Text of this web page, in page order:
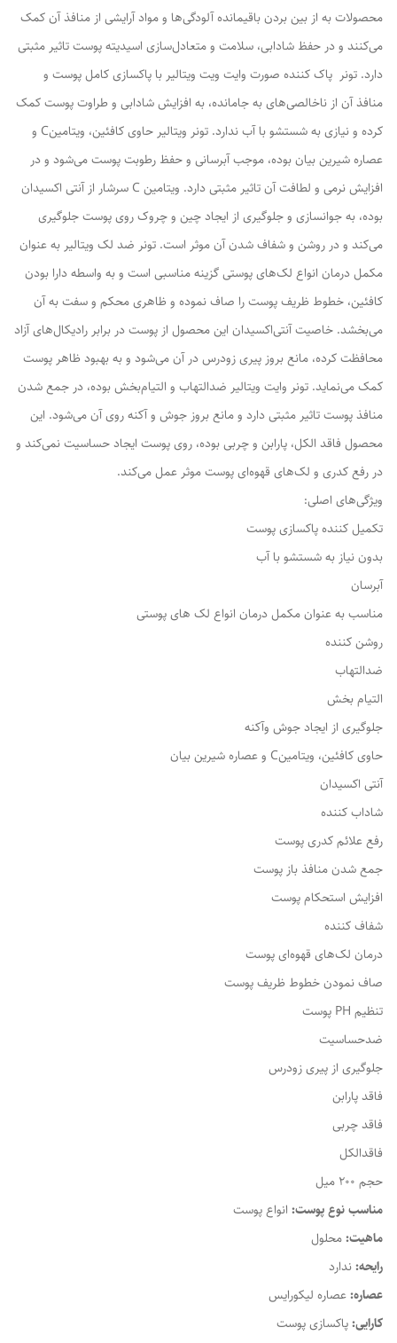
محصولات به از بین بردن باقیمانده آلودگی‌ها و مواد آرایشی از منافذ آن کمک
می‌کنند و در حفظ شادابی، سلامت و متعادل‌سازی اسیدیته پوست تاثیر مثبتی
دارد. تونر پاک کننده صورت وایت ویت ویتالیر با پاکسازی کامل پوست و
منافذ آن از ناخالصی‌های به جامانده، به افزایش شادابی و طراوت پوست کمک
کرده و نیازی به شستشو با آب ندارد. تونر ویتالیر حاوی کافئین، ویتامینC و
عصاره شیرین بیان بوده، موجب آبرسانی و حفظ رطوبت پوست می‌شود و در
افزایش نرمی و لطافت آن تاثیر مثبتی دارد. ویتامین C سرشار از آنتی اکسیدان
بوده، به جوانسازی و جلوگیری از ایجاد چین و چروک روی پوست جلوگیری
می‌کند و در روشن و شفاف شدن آن موثر است. تونر ضد لک ویتالیر به عنوان
مکمل درمان انواع لک‌های پوستی گزینه مناسبی است و به واسطه دارا بودن
کافئین، خطوط ظریف پوست را صاف نموده و ظاهری محکم و سفت به آن
می‌بخشد. خاصیت آنتی‌اکسیدان این محصول از پوست در برابر رادیکال‌های آزاد
محافظت کرده، مانع بروز پیری زودرس در آن می‌شود و به بهبود ظاهر پوست
کمک می‌نماید. تونر وایت ویتالیر ضدالتهاب و التیام‌بخش بوده، در جمع شدن
منافذ پوست تاثیر مثبتی دارد و مانع بروز جوش و آکنه روی آن می‌شود. این
محصول فاقد الکل، پارابن و چربی بوده، روی پوست ایجاد حساسیت نمی‌کند و
در رفع کدری و لک‌های قهوه‌ای پوست موثر عمل می‌‌کند.
ویژگی‌های اصلی:
تکمیل کننده پاکسازی پوست
بدون نیاز به شستشو با آب
آبرسان
مناسب به عنوان مکمل درمان انواع لک های پوستی
روشن کننده
ضدالتهاب
التیام بخش
جلوگیری از ایجاد جوش وآکنه
حاوی کافئین، ویتامینC و عصاره شیرین بیان
آنتی اکسیدان
شاداب کننده
رفع علائم کدری پوست
جمع شدن منافذ باز پوست
افزایش استحکام پوست
شفاف کننده
درمان لک‌های قهوه‌ای پوست
صاف نمودن خطوط ظریف پوست
تنظیم PH پوست
ضدحساسیت
جلوگیری از پیری زودرس
فاقد پارابن
فاقد چربی
فاقدالکل
حجم 200 میل
مناسب نوع پوست: انواع پوست
ماهیت:محلول
رایحه:ندارد
عصاره:عصاره لیکورایس
کارایی:پاکسازی پوست